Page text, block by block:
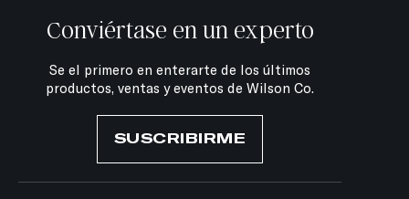
Conviértase en un experto
Se el primero en enterarte de los últimos
productos, ventas y eventos de Wilson Co.
SUSCRIBIRME